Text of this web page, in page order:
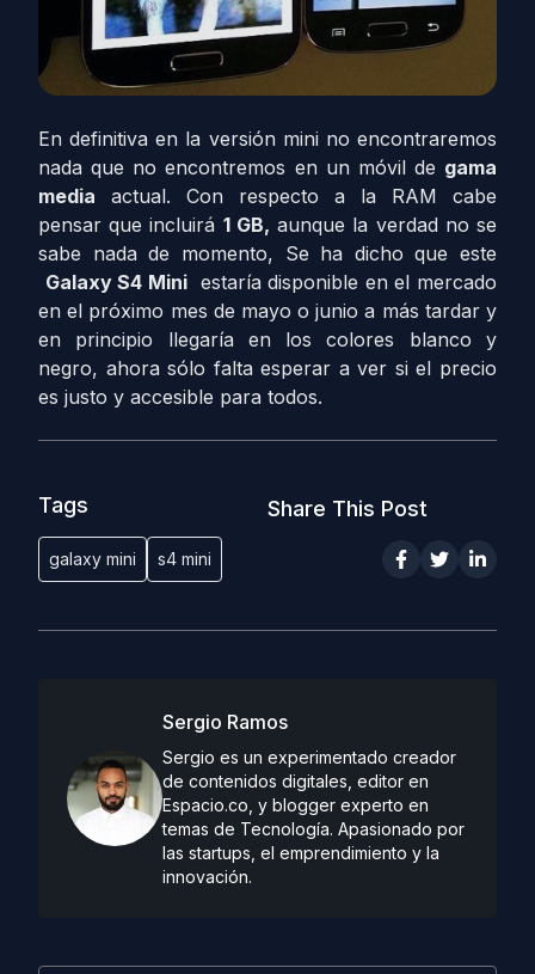
En definitiva en la versión mini no encontraremos
nada que no encontremos en un móvil de gama
media actual. Con respecto a la RAM cabe
pensar que incluirá 1 GB, aunque la verdad no se
sabe nada de momento, Se ha dicho que este
Galaxy S4 Miniestaría disponible en el mercado
en el próximo mes de mayo o junio a más tardar y
en principio llegaría en los colores blanco y
negro, ahora sólo falta esperar a ver si el precio
es justo y accesible para todos.
Tags
galaxy mini s4 mini
Share This Post
Sergio Ramos
Sergio es un experimentado creador
de contenidos digitales, editor en
Espacio.co, y blogger experto en
temas de Tecnología. Apasionado por
las startups, el emprendimiento y la
innovación.